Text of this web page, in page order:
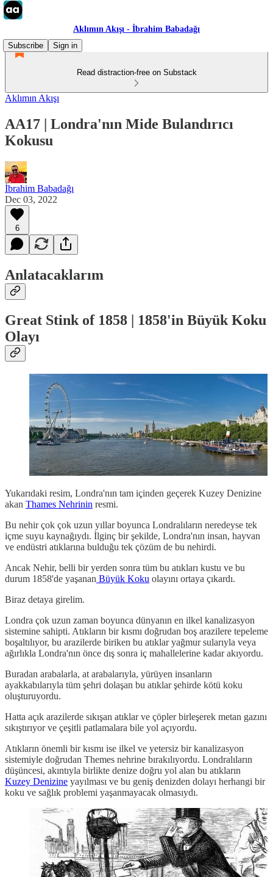
Aklımın Akışı - İbrahim Babadağı
Subscribe
Sign in
Read distraction-free on Substack
Aklımın Akışı
AA17 | Londra'nın Mide Bulandırıcı
Kokusu
İbrahim Babadağı
Dec 03, 2022
6
Anlatacaklarım
Great Stink of 1858 | 1858'in Büyük Koku
Olayı
Yukarıdaki resim, Londra'nın tam içinden geçerek Kuzey Denizine
akan Thames Nehrinin resmi.
Bu nehir çok çok uzun yıllar boyunca Londralıların neredeyse tek
içme suyu kaynağıydı. İlginç bir şekilde, Londra'nın insan, hayvan
ve endüstri atıklarına bulduğu tek çözüm de bu nehirdi.
Ancak Nehir, belli bir yerden sonra tüm bu atıkları kustu ve bu
durum 1858'de yaşanan Büyük Koku olayını ortaya çıkardı.
Biraz detaya girelim.
Londra çok uzun zaman boyunca dünyanın en ilkel kanalizasyon
sistemine sahipti. Atıkların bir kısmı doğrudan boş arazilere tepeleme
boşaltılıyor, bu arazilerde biriken bu atıklar yağmur sularıyla veya
ağırlıkla Londra'nın önce dış sonra iç mahallelerine kadar akıyordu.
Buradan arabalarla, at arabalarıyla, yürüyen insanların
ayakkabılarıyla tüm şehri dolaşan bu atıklar şehirde kötü koku
oluşturuyordu.
Hatta açık arazilerde sıkışan atıklar ve çöpler birleşerek metan gazını
sıkıştırıyor ve çeşitli patlamalara bile yol açıyordu.
Atıkların önemli bir kısmı ise ilkel ve yetersiz bir kanalizasyon
sistemiyle doğrudan Themes nehrine bırakılıyordu. Londralıların
düşüncesi, akıntıyla birlikte denize doğru yol alan bu atıkların
Kuzey Denizine yayılması ve bu geniş denizden dolayı herhangi bir
koku ve sağlık problemi yaşanmayacak olmasıydı.